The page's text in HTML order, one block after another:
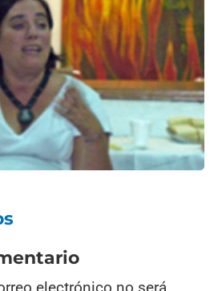
a
m
ar
tir